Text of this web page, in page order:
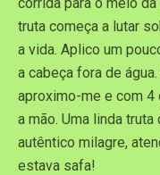
truta começa a lutar
a vida. Aplico um
a cabeça fora de
aproximo-me e com
a mão. Uma linda
autêntico milagre,
estava safa!